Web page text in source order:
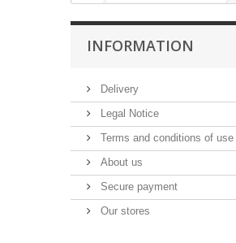
INFORMATION
Delivery
Legal Notice
Terms and conditions of use
About us
Secure payment
Our stores